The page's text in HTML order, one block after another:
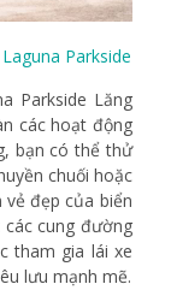
Parkside
Parkside Lăng
các hoạt động
bạn có thể thử
chuối hoặc
đẹp của biển
cung đường
tham gia lái xe
lưu mạnh mẽ.